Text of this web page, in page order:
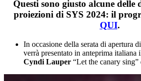
Questi sono giusto alcune delle
proiezioni di SYS 2024: il
QUI.
In occasione della serata di apertura
verrà presentato in anteprima
Cyndi Lauper “Let the canary